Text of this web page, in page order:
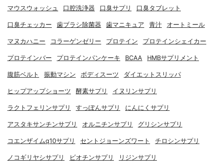
マウスウォッシュ 口腔洗浄器 口臭サプリ 口臭タブレット
口臭チェッカー 歯ブラシ除菌器 歯マニキュア 青汁 オートミール
マヌカハニー コラーゲンゼリー プロテイン プロテインシェイカー
プロテインバー プロテインパンケーキ BCAA HMBサプリメント
腹筋ベルト 振動マシン ボディスーツ ダイエットスリッパ
ヒップアップショーツ 酵素サプリ イヌリンサプリ
ラクトフェリンサプリ すっぽんサプリ にんにくサプリ
アスタキサンチンサプリ オルニチンサプリ グリシンサプリ
コエンザイムq10サプリ セントジョーンズワート チロシンサプリ
ノコギリヤシサプリ ビオチンサプリ リジンサプリ